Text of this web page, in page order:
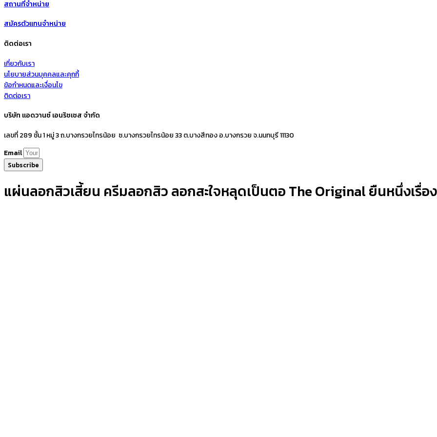
สถานที่จำหน่าย
สมัครตัวแทนจำหน่าย
ติดต่อเรา
เกี่ยวกับเรา
นโยบายส่วนบุคคลและคุกกี้
ข้อกำหนดและเงื่อนไข
ติดต่อเรา
บริษัท แอดวานซ์ เอนริชเชส จำกัด
เลขที่ 289 ชั้น 1 หมู่ 3 ถ.บางกรวยไทรน้อย ซ.บางกรวยไทรน้อย 33 ต.บางสีทอง อ.บางกรวย จ.นนทบุรี 11130
Email
Subscribe
แผ่นลอกสิวเสี้ยน ครีมลอกสิว ลอกสะใจหลุดเป็นตอ The Original ยืนหนึ่งเรื่อ